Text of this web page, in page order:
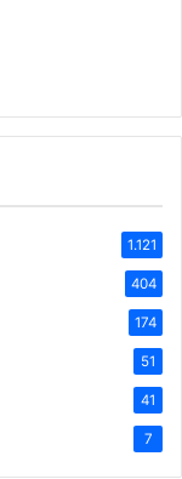
1.121
404
174
51
41
7